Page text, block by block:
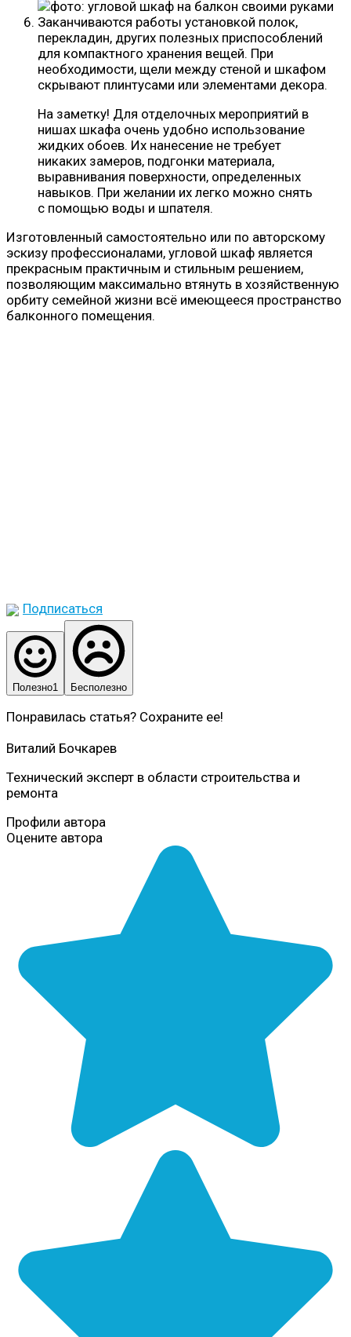
Заканчиваются работы установкой полок,
перекладин, других полезных приспособлений
для компактного хранения вещей. При
необходимости, щели между стеной и шкафом
скрывают плинтусами или элементами декора.
На заметку! Для отделочных мероприятий в
нишах шкафа очень удобно использование
жидких обоев. Их нанесение не требует
никаких замеров, подгонки материала,
выравнивания поверхности, определенных
навыков. При желании их легко можно снять
с помощью воды и шпателя.
Изготовленный самостоятельно или по авторскому
эскизу профессионалами, угловой шкаф является
прекрасным практичным и стильным решением,
позволяющим максимально втянуть в хозяйственную
орбиту семейной жизни всё имеющееся пространство
балконного помещения.
Подписаться
Полезно1 Бесполезно
Понравилась статья? Сохраните ее!
Виталий Бочкарев
Технический эксперт в области строительства и
ремонта
Профили автора
Оцените автора